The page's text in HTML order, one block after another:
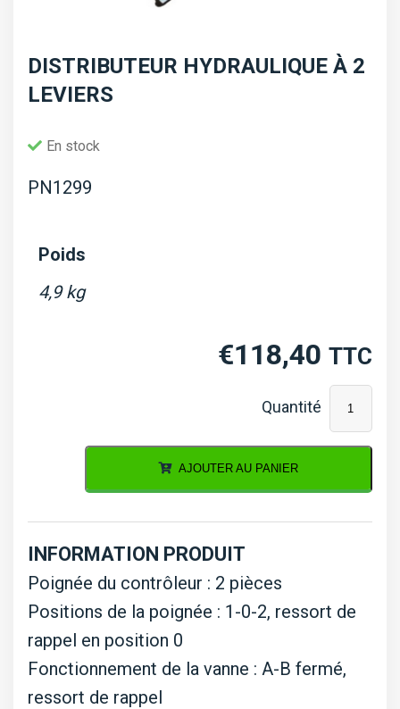
DISTRIBUTEUR HYDRAULIQUE À 2
LEVIERS
En stock
PN1299
Poids
4,9 kg
€118,40 TTC
de
AJOUTER AU PANIER
INFORMATION PRODUIT
Poignée du contrôleur : 2 pièces
Positions de la poignée : 1-0-2, ressort de
rappel en position 0
Fonctionnement de la vanne : A-B fermé,
ressort de rappel